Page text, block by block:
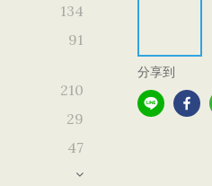
134
91
210
29
47
分享到